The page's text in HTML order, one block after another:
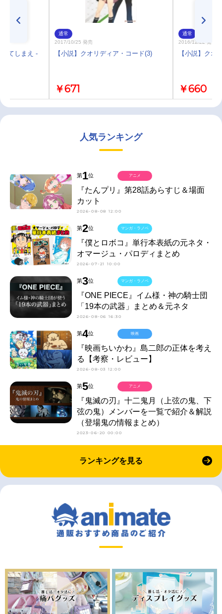
てしまえ -
通常
2017/10/25 発売
【小説】クオリディア・コード(3)
￥671
通常
2016/12/22 発売
【小説】クオ
￥660
人気ランキング
第1位
『たんプリ』第28話あらすじ＆場面
カット
2026-08-08 12:00
アニメ
第2位
『僕とロボコ』単行本表紙の元ネタ・
オマージュ・パロディまとめ
2026-07-21 10:00
マンガ・ラノベ
第3位
『ONE PIECE』イム様・神の騎士団
「19本の武器」まとめ＆元ネタ
2026-08-06 16:30
マンガ・ラノベ
第4位
『映画ちいかわ』島二郎の正体を考え
る【考察・レビュー】
2026-08-03 12:00
映画
第5位
『鬼滅の刃』十二鬼月（上弦の鬼、下
弦の鬼）メンバーを一覧で紹介＆解説
（登場鬼の情報まとめ）
2023-06-20 00:00
アニメ
ランキングを見る